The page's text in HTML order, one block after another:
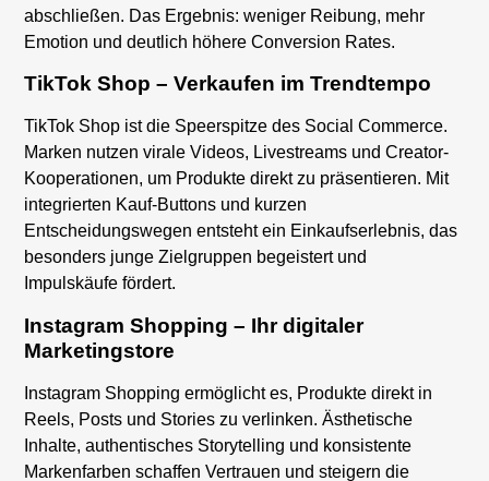
abschließen. Das Ergebnis: weniger Reibung, mehr
Emotion und deutlich höhere Conversion Rates.
TikTok Shop – Verkaufen im Trendtempo
TikTok Shop ist die Speerspitze des Social Commerce.
Marken nutzen virale Videos, Livestreams und Creator-
Kooperationen, um Produkte direkt zu präsentieren. Mit
integrierten Kauf-Buttons und kurzen
Entscheidungswegen entsteht ein Einkaufserlebnis, das
besonders junge Zielgruppen begeistert und
Impulskäufe fördert.
Instagram Shopping – Ihr digitaler
Marketingstore
Instagram Shopping ermöglicht es, Produkte direkt in
Reels, Posts und Stories zu verlinken. Ästhetische
Inhalte, authentisches Storytelling und konsistente
Markenfarben schaffen Vertrauen und steigern die